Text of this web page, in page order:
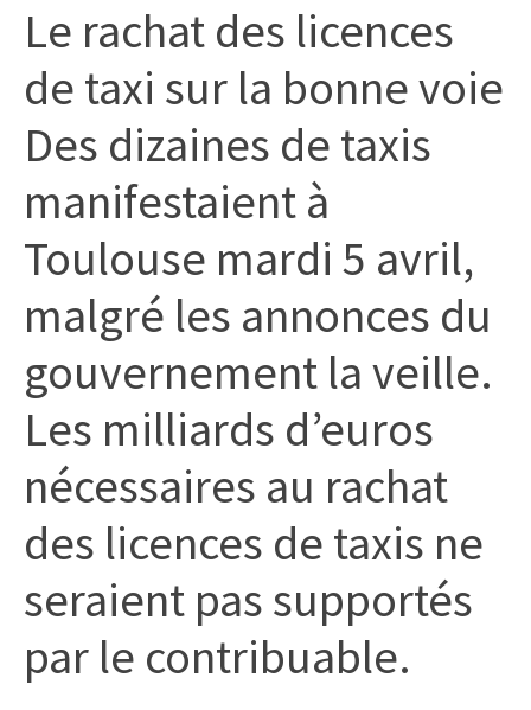
divers
et
initiatives
Le rachat des licences
de taxi sur la bonne voie
Des dizaines de taxis
manifestaient à
Toulouse mardi 5 avril,
malgré les annonces du
gouvernement la veille.
Les milliards d’euros
nécessaires au rachat
des licences de taxis ne
seraient pas supportés
par le contribuable.